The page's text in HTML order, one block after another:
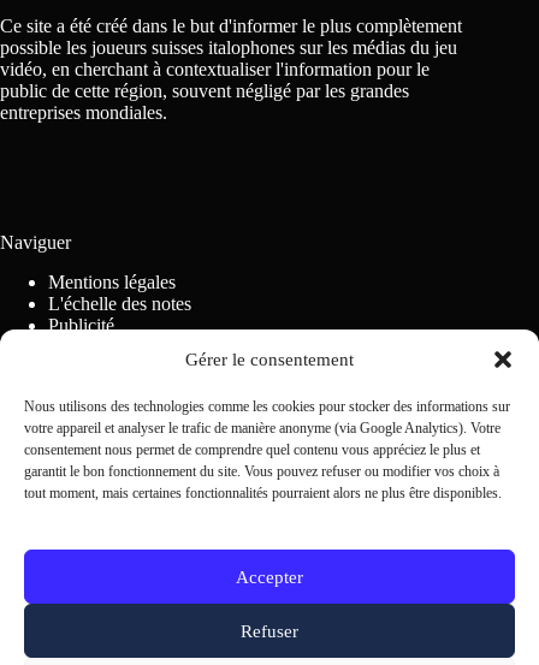
Gérer le consentement
Nous utilisons des technologies comme les cookies pour stocker des informations sur
votre appareil et analyser le trafic de manière anonyme (via Google Analytics). Votre
consentement nous permet de comprendre quel contenu vous appréciez le plus et
garantit le bon fonctionnement du site. Vous pouvez refuser ou modifier vos choix à
tout moment, mais certaines fonctionnalités pourraient alors ne plus être disponibles.
Accepter
Refuser
Ce site a été créé dans le but d'informer le plus complètement
possible les joueurs suisses italophones sur les médias du jeu
vidéo, en cherchant à contextualiser l'information pour le
public de cette région, souvent négligé par les grandes
entreprises mondiales.
Naviguer
Mentions légales
L'échelle des notes
Publicité
Politique relative aux cookies (UE)
Contactez-nous
Scrivi alla redazione